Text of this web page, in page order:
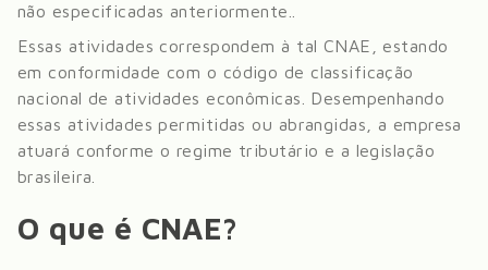
não especificadas anteriormente.
Essas atividades correspondem à tal CNAE, estando
em conformidade com o código de classificação
nacional de atividades econômicas. Desempenhando
essas atividades permitidas ou abrangidas, a empresa
atuará conforme o regime tributário e a legislação
brasileira.
O que é CNAE?